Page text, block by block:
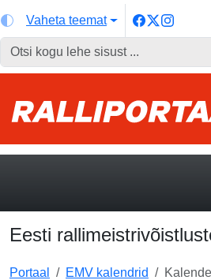
Vaheta teemat
Eesti
Portaal EMV kalendrid